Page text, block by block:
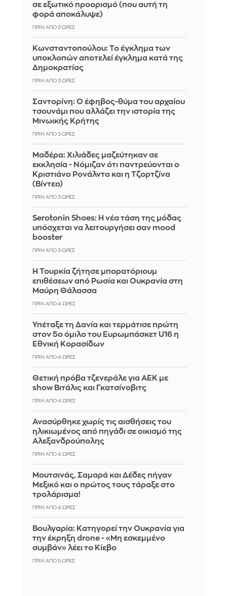
σε εξωτικό προορισμό (που αυτή τη
φορά αποκάλυψε)
ΠΡΙΝ ΑΠΌ 3 ΏΡΕΣ
Κωνσταντοπούλου: Το έγκλημα των
υποκλοπών αποτελεί έγκλημα κατά της
Δημοκρατίας
ΠΡΙΝ ΑΠΌ 3 ΏΡΕΣ
Σαντορίνη: Ο έφηβος-θύμα του αρχαίου
τσουνάμι που αλλάζει την ιστορία της
Μινωικής Κρήτης
ΠΡΙΝ ΑΠΌ 3 ΏΡΕΣ
Μαδέρα: Χιλιάδες μαζεύτηκαν σε
εκκλησία - Νόμιζαν ότι παντρεύονται ο
Κριστιάνο Ρονάλντο και η Τζορτζίνα
(Βίντεο)
ΠΡΙΝ ΑΠΌ 3 ΏΡΕΣ
Serotonin Shoes: Η νέα τάση της μόδας
υπόσχεται να λειτουργήσει σαν mood
booster
ΠΡΙΝ ΑΠΌ 3 ΏΡΕΣ
Η Τουρκία ζήτησε μπορατόριουμ
επιθέσεων από Ρωσία και Ουκρανία στη
Μαύρη Θάλασσα
ΠΡΙΝ ΑΠΌ 4 ΏΡΕΣ
Υπέταξε τη Δανία και τερμάτισε πρώτη
στον 5ο όμιλο του Ευρωμπάσκετ U16 η
Εθνική Κορασίδων
ΠΡΙΝ ΑΠΌ 4 ΏΡΕΣ
Θετική πρόβα τζενεράλε για ΑΕΚ με
show Βιτάλις και Γκατσίνοβιτς
ΠΡΙΝ ΑΠΌ 4 ΏΡΕΣ
Ανασύρθηκε χωρίς τις αισθήσεις του
ηλικιωμένος από πηγάδι σε οικισμό της
Αλεξανδρούπολης
ΠΡΙΝ ΑΠΌ 4 ΏΡΕΣ
Μουτσινάς, Σαμαρά και Δέδες πήγαν
Μεξικό και ο πρώτος τους τάραξε στο
τρολάρισμα!
ΠΡΙΝ ΑΠΌ 4 ΏΡΕΣ
Βουλγαρία: Κατηγορεί την Ουκρανία για
την έκρηξη drone - «Μη εσκεμμένο
συμβάν» λέει το Κίεβο
ΠΡΙΝ ΑΠΌ 5 ΏΡΕΣ